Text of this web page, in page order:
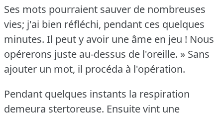
Ses mots pourraient sauver de nombreuses
vies; j'ai bien réfléchi, pendant ces quelques
minutes. Il peut y avoir une âme en jeu ! Nous
opérerons juste au-dessus de l'oreille. » Sans
ajouter un mot, il procéda à l'opération.
Pendant quelques instants la respiration
demeura stertoreuse. Ensuite vint une